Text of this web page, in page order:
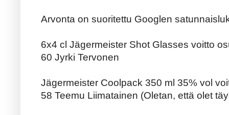
Arvonta on suoritettu Googlen
6x4 cl Jägermeister Shot Glasses voitto
60 Jyrki Tervonen
Jägermeister Coolpack 350 ml 35% vol
58 Teemu Liimatainen (Oletan, että olet